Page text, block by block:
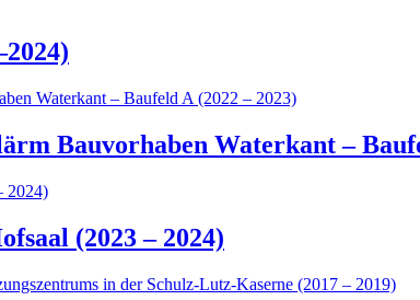
Bauvorhaben Waterkant –
(2023 – 2024)